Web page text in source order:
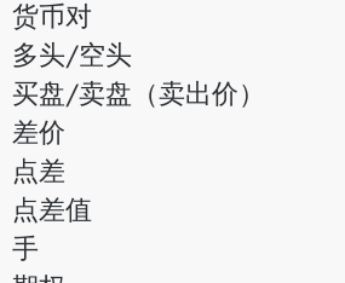
货币对
多头/空头
买盘/卖盘（卖出价）
差价
点差
点差值
手